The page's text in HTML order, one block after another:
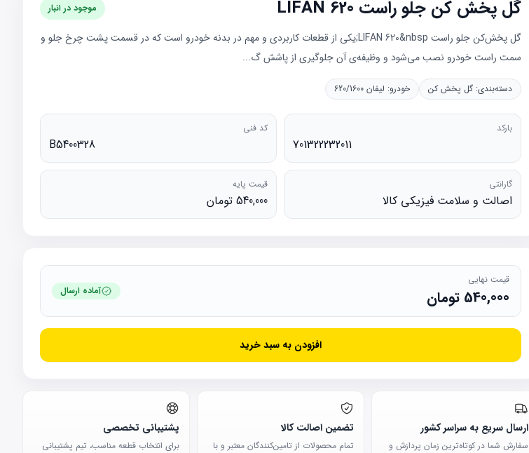
گل پخش کن جلو راست LIFAN 620 موجود در انبار
گل پخش‌کن جلو راست LIFAN 620&nbsp;یکی از قطعات کاربردی و مهم در بدنه خودرو است که در قسمت پشت چرخ جلو و
سمت راست خودرو نصب می‌شود و وظیفه‌ی آن جلوگیری از پاشش گ...
دسته‌بندی:گل پخش کن خودرو: لیفان 620/1600
بارکد
701322232011
کد فنی
B5400328
گارانتی
اصالت و سلامت فیزیکی کالا
قیمت پایه
540,000 تومان
قیمت نهایی
540,000 تومان آماده ارسال
افزودن به سبد خرید
ارسال سریع به سراسر کشور
سفارش شما در کوتاه‌ترین زمان پردازش و
تضمین اصالت کالا
تمام محصولات از تامین‌کنندگان معتبر و با
پشتیبانی تخصصی
برای انتخاب قطعه مناسب، تیم پشتیبانی